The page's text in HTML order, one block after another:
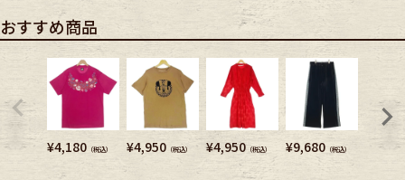
おすすめ商品
¥4,180 （税込） ¥4,950 （税込） ¥4,950 （税込） ¥9,680 （税込）